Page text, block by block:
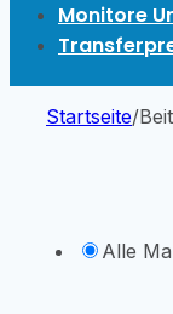
Monitore
Startseite/
Alle